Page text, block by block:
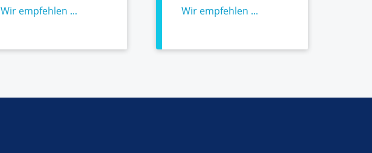
Wir empfehlen ... Wir empfehlen ...